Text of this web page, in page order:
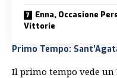
Enna, Occasione
Vittorie
Primo Tempo:
Il primo tempo vede un